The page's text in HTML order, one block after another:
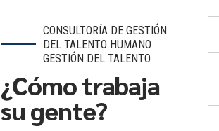
CONSULTORÍA DE GESTIÓN
DEL TALENTO HUMANO
GESTIÓN DEL TALENTO
¿Cómo trabaja
su gente?